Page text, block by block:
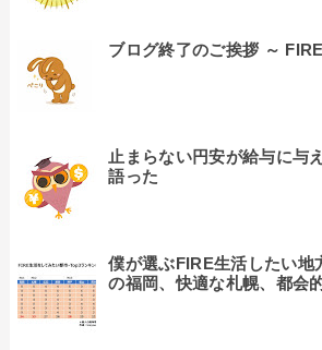
ブログ終了のご挨拶 ～
止まらない円安が給与に与
語った
僕が選ぶFIRE生活したい地
の福岡、快適な札幌、都会